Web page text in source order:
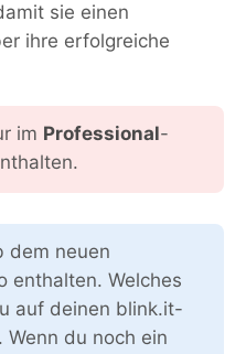
sie einen
ihre erfolgreiche
im Professional-
dem neuen
enthalten. Welches
auf deinen blink.it-
Wenn du noch ein